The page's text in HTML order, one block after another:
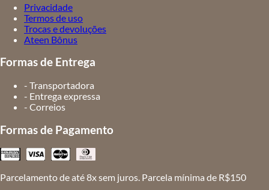
Privacidade
Termos de uso
Trocas e devoluções
Ateen Bônus
Formas de Entrega
- Transportadora
- Entrega expressa
- Correios
Formas de Pagamento
Parcelamento de até 8x sem juros. Parcela mínima de R$150